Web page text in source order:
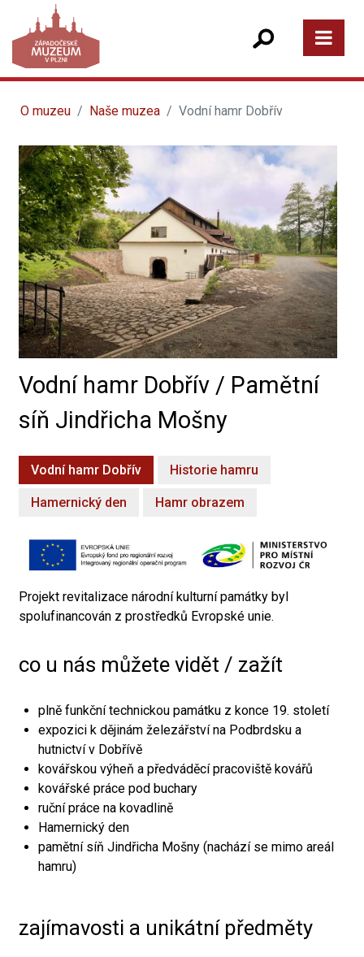
O muzeu Naše muzea Vodní hamr Dobřív
Vodní hamr Dobřív / Pamětní
síň Jindřicha Mošny
Vodní hamr Dobřív Historie hamru
Hamernický den Hamr obrazem
Projekt revitalizace národní kulturní památky byl
spolufinancován z prostředků Evropské unie.
co u nás můžete vidět / zažít
plně funkční technickou památku z konce 19. století
expozici k dějinám železářství na Podbrdsku a
hutnictví v Dobřívě
kovářskou výheň a předváděcí pracoviště kovářů
kovářské práce pod buchary
ruční práce na kovadlině
Hamernický den
pamětní síň Jindřicha Mošny (nachází se mimo areál
hamru)
zajímavosti a unikátní předměty